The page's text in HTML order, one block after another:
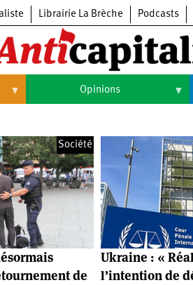
Librairie La Brèche Podcasts
Opinions
Histoire
Société
de
Ukraine : «
l’intention de